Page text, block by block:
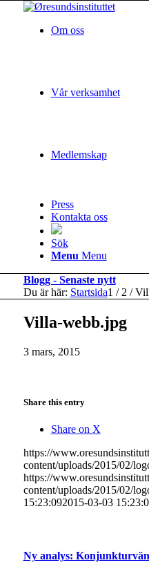
Om oss
Vår verksamhet
Medlemskap
Press
Kontakta oss
Sök
Menu Menu
Blogg - Senaste nytt
Du är här: Startsida1 / 2 /
Villa-webb.jpg
3 mars, 2015
Share this entry
Share on X
https://
content/uploads/2015/02/
https://
content/uploads/2015/02/
15:23:092015-03-03
Ny analys: